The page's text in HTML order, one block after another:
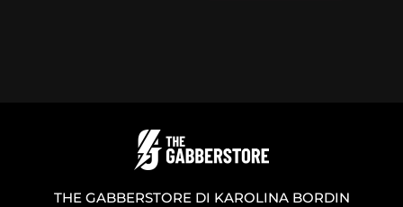
THE GABBERSTORE DI KAROLINA BORDIN